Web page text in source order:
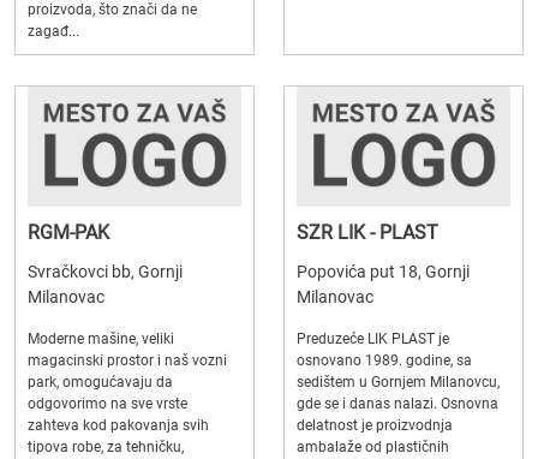
proizvoda, što znači da ne
zagađ...
RGM-PAK
Svračkovci bb, Gornji
Milanovac
Moderne mašine, veliki
magacinski prostor i naš vozni
park, omogućavaju da
odgovorimo na sve vrste
zahteva kod pakovanja svih
tipova robe, za tehničku,
SZR LIK - PLAST
Popovića put 18, Gornji
Milanovac
Preduzeće LIK PLAST je
osnovano 1989. godine, sa
sedištem u Gornjem Milanovcu,
gde se i danas nalazi. Osnovna
delatnost je proizvodnja
ambalaže od plastičnih